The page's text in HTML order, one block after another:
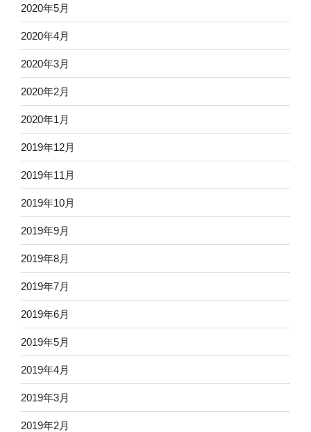
2020年5月
2020年4月
2020年3月
2020年2月
2020年1月
2019年12月
2019年11月
2019年10月
2019年9月
2019年8月
2019年7月
2019年6月
2019年5月
2019年4月
2019年3月
2019年2月